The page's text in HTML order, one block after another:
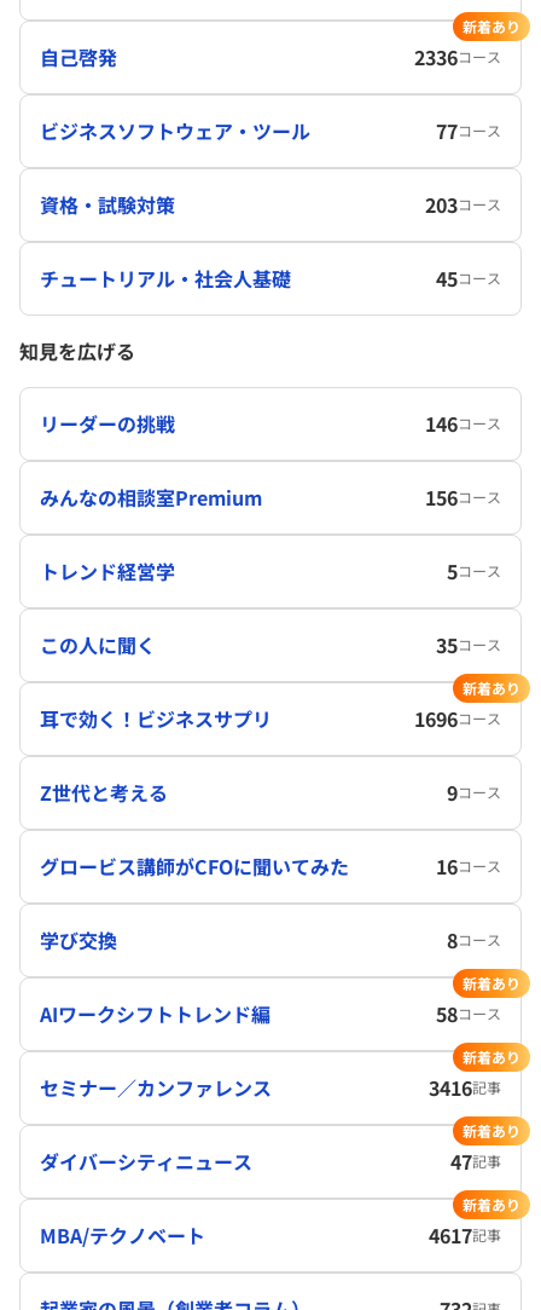
自己啓発 2336コース
新着あり
ビジネスソフトウェア・ツール 77コース
資格・試験対策 203コース
チュートリアル・社会人基礎 45コース
知見を広げる
リーダーの挑戦 146コース
みんなの相談室Premium 156コース
トレンド経営学 5コース
この人に聞く 35コース
耳で効く！ビジネスサプリ 1696コース
新着あり
Z世代と考える 9コース
グロービス講師がCFOに聞いてみた 16コース
学び交換 8コース
AIワークシフトトレンド編 58コース
新着あり
セミナー／カンファレンス 3416記事
新着あり
ダイバーシティニュース 47記事
新着あり
MBA/テクノベート 4617記事
新着あり